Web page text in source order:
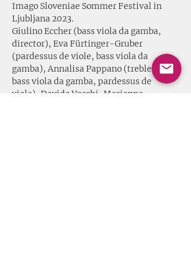
Imago Sloveniae Sommer Festival in
Ljubljana 2023.
Giulino Eccher (bass viola da gamba,
director), Eva Fürtinger-Gruber
(pardessus de viole, bass viola da
gamba), Annalisa Pappano (treble &
bass viola da gamba, pardessus de
viole), Davide Vecchi, Marianna